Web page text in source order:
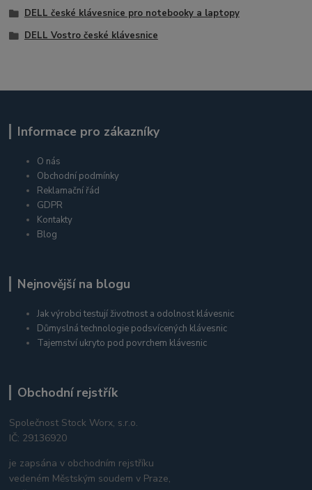
DELL české klávesnice pro notebooky a laptopy
DELL Vostro české klávesnice
Informace pro zákazníky
O nás
Obchodní podmínky
Reklamační řád
GDPR
Kontakty
Blog
Nejnovější na blogu
Jak výrobci testují životnost a odolnost klávesnic
Důmyslná technologie podsvícených klávesnic
Tajemství ukryto pod povrchem klávesnic
Obchodní rejstřík
Společnost Stock Worx, s.r.o.
IČ: 29136920
je zapsána v obchodním rejstříku
vedeném Městským soudem v Praze,